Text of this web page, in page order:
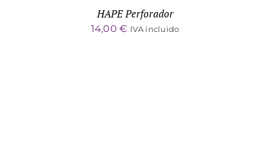
HAPE Perforador
14,00€ IVA incluido